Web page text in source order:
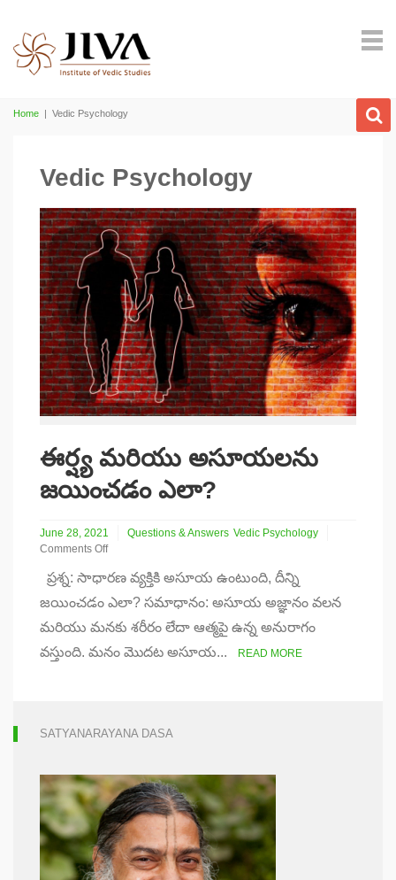
Home | Vedic Psychology
Vedic Psychology
ఈర్ష్య మరియు అసూయలను
జయించడం ఎలా?
June 28, 2021 Questions & Answers Vedic Psychology
Comments Off
ఈర్ష్య
జయించడం
ఎలా?
ప్రశ్న: సాధారణ వ్యక్తికి అసూయ ఉంటుంది, దీన్ని
జయించడం ఎలా? సమాధానం: అసూయ అజ్ఞానం వలన
మరియు మనకు శరీరం లేదా ఆత్మపై ఉన్న అనురాగం
వస్తుంది. మనం మొదట అసూయ...
READ MORE
SATYANARAYANA DASA